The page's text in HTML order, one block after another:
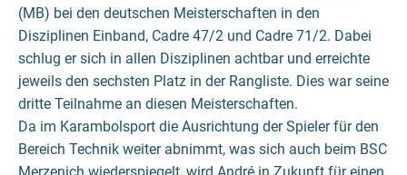
(MB) bei den deutschen Meisterschaften in den
Disziplinen Einband, Cadre 47/2 und Cadre 71/2. Dabei
schlug er sich in allen Disziplinen achtbar und erreichte
jeweils den sechsten Platz in der Rangliste. Dies war seine
dritte Teilnahme an diesen Meisterschaften.
Da im Karambolsport die Ausrichtung der Spieler für den
Bereich Technik weiter abnimmt, was sich auch beim BSC